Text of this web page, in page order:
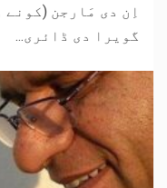
اِن دی مَارجن
گویرا دی ڈائری...